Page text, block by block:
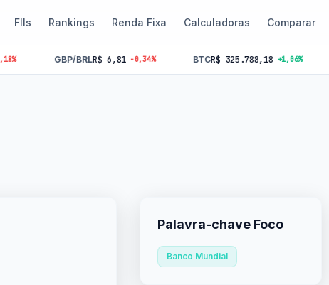
FIIs Rankings Renda Fixa Calculadoras Comparar
GBP/BRLR$ 6,81 -0,34% R$ 325.788,18 +1,06%
Palavra-chave Foco
Banco Mundial